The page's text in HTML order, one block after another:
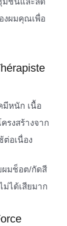
งผมคุณเพื่อ
มีหนัก เนื้อ
รงสร้างจาก
อเนื่อง
ผมช็อต/กัดสี
ได้เสียมาก